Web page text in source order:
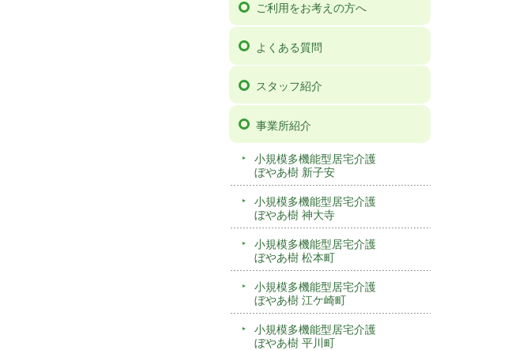
ご利用をお考えの方へ
よくある質問
スタッフ紹介
事業所紹介
小規模多機能型居宅介護
ぼやあ樹 新子安
小規模多機能型居宅介護
ぼやあ樹 神大寺
小規模多機能型居宅介護
ぼやあ樹 松本町
小規模多機能型居宅介護
ぼやあ樹 江ケ崎町
小規模多機能型居宅介護
ぼやあ樹 平川町